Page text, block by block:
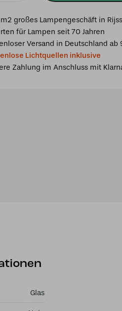
großes Lampengeschäft in
für Lampen seit 70 Jahren
Versand in Deutschland ab
Lichtquellen inklusive
Zahlung im Anschluss mit
Glas